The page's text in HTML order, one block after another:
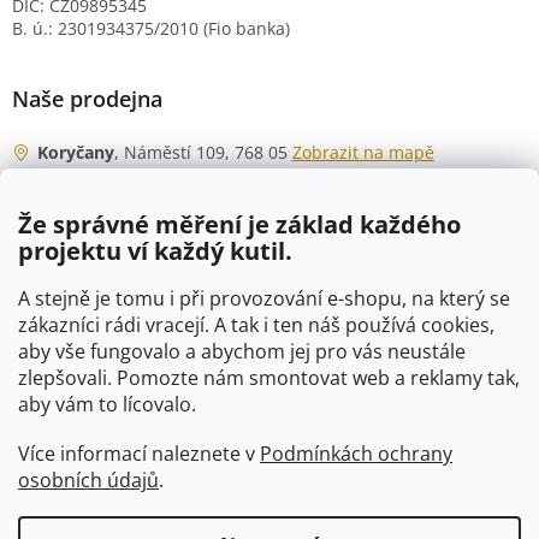
Že správné měření je základ každého
projektu ví každý kutil.
A stejně je tomu i při provozování e-shopu, na který se
zákazníci rádi vracejí. A tak i ten náš používá cookies,
aby vše fungovalo a abychom jej pro vás neustále
zlepšovali. Pomozte nám smontovat web a reklamy tak,
aby vám to lícovalo.
Více informací naleznete v Podmínkách ochrany
osobních údajů.
DIČ: CZ09895345
B. ú.: 2301934375/2010 (Fio banka)
Naše prodejna
Koryčany, Náměstí 109, 768 05 Zobrazit na mapě
Po - Čt
06:00 - 07:00
07:30 - 15:30
Pá
06:00 - 07:00
07:30 - 15:00
So
07:00 - 10:00
Ne
zavřeno